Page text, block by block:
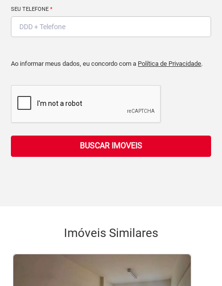
SEU TELEFONE*
Ao informar meus dados, eu concordo com a Política de Privacidade.
BUSCAR IMOVEIS
Imóveis Similares